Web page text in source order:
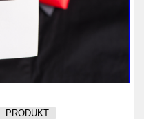
was die
sie
PRODUKT